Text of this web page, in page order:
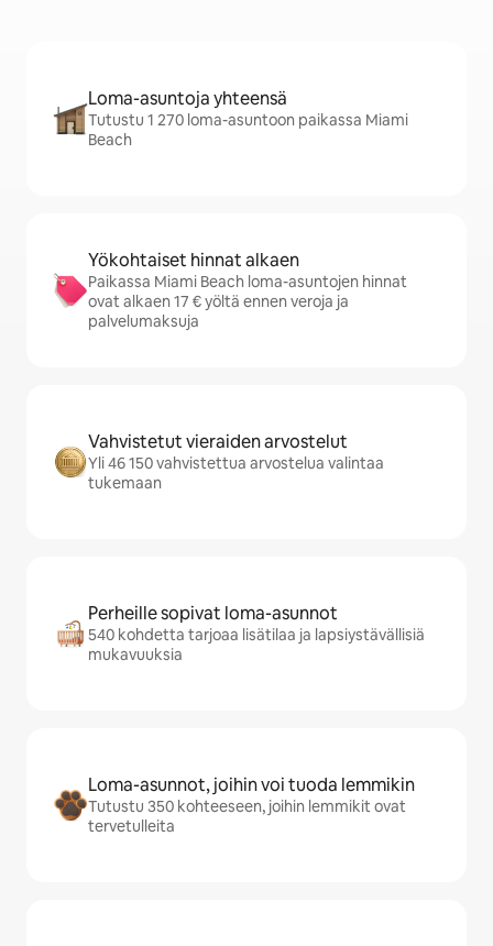
Loma-asuntoja yhteensä
Tutustu 1 270 loma-asuntoon paikassa Miami
Beach
Yökohtaiset hinnat alkaen
Paikassa Miami Beach loma-asuntojen hinnat
ovat alkaen 17 € yöltä ennen veroja ja
palvelumaksuja
Vahvistetut vieraiden arvostelut
Yli 46 150 vahvistettua arvostelua valintaa
tukemaan
Perheille sopivat loma-asunnot
540 kohdetta tarjoaa lisätilaa ja lapsiystävällisiä
mukavuuksia
Loma-asunnot, joihin voi tuoda lemmikin
Tutustu 350 kohteeseen, joihin lemmikit ovat
tervetulleita